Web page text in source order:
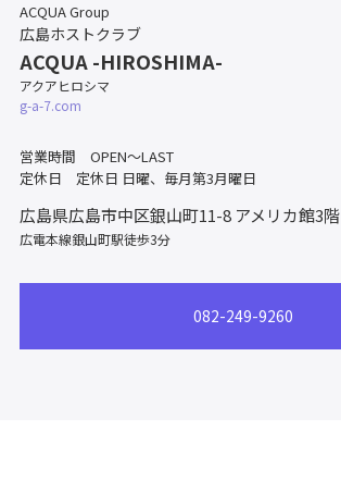
ACQUA Group
広島ホストクラブ
ACQUA -HIROSHIMA-
アクアヒロシマ
g-a-7.com
営業時間 OPEN～LAST
定休日 定休日 日曜、毎月第3月曜日
広島県広島市中区銀山町11-8 アメリカ館3階
広電本線銀山町駅徒歩3分
082-249-9260